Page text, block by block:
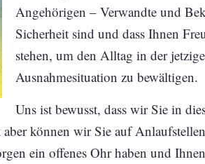
Angehörigen – Verwandte und
Sicherheit sind und dass Ihnen
stehen, um den Alltag in der
Ausnahmesituation zu bewältigen.
Uns ist bewusst, dass wir Sie in
können wir Sie auf
ein offenes Ohr haben und